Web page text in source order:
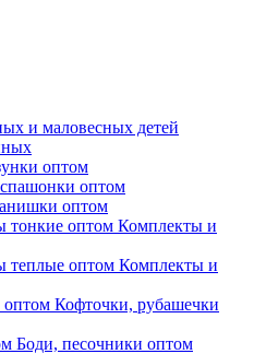
и маловесных детей
оптом
оптом
оптом
Комплекты и
Комплекты и
Кофточки, рубашечки
Боди, песочники оптом